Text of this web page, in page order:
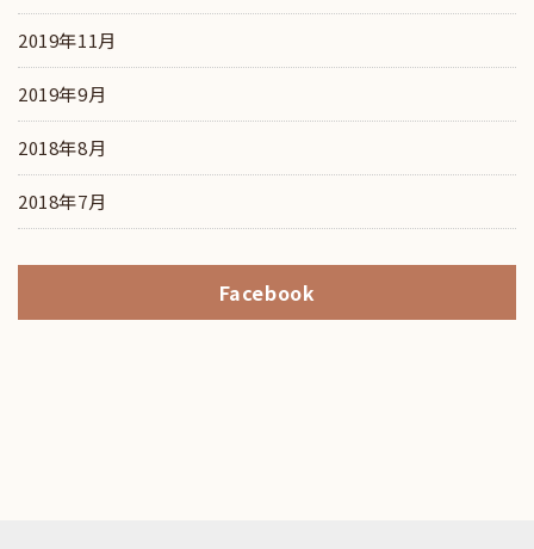
2019年11月
2019年9月
2018年8月
2018年7月
Facebook